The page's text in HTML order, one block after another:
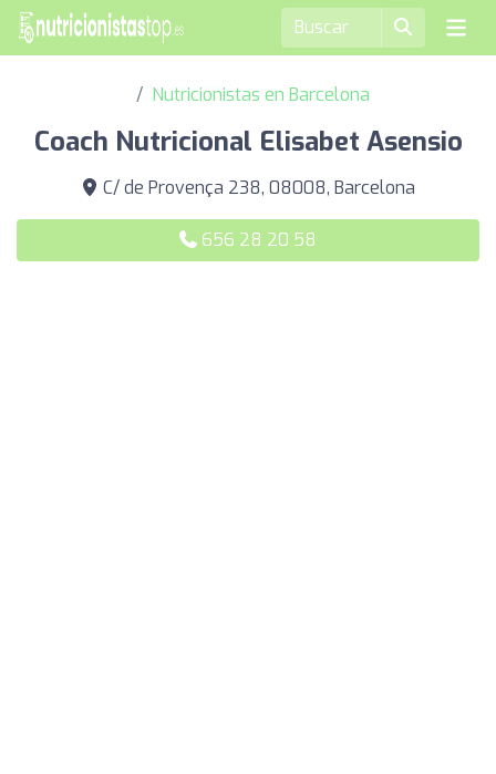
Nutricionistas en Barcelona
Coach Nutricional Elisabet Asensio
C/ de Provença 238, 08008, Barcelona
656 28 20 58